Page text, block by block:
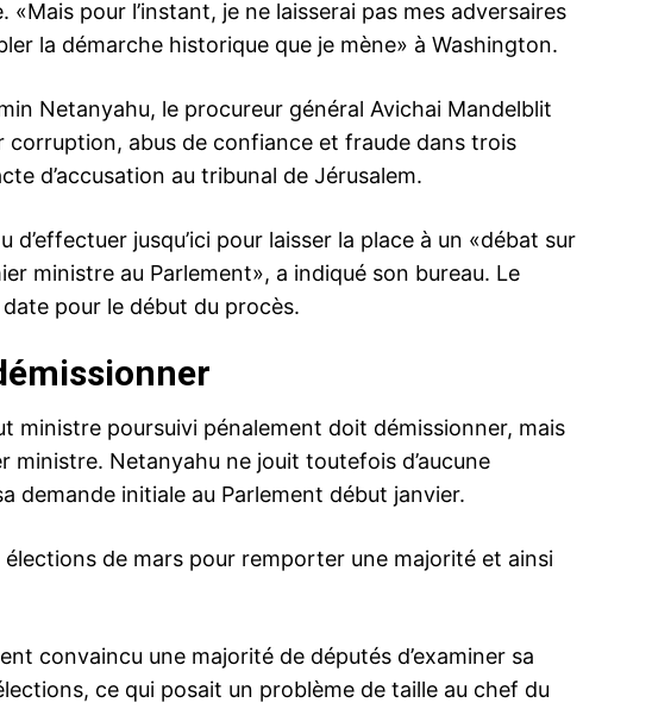
Nous contacter
Mon compte
renonce à 3
israélien Benjamin
étau entre une
et un troisième
un an, va quitter ses
intervient après
officiellement voté
Le tribunal de district de Jérusalem a
rejeté mardi la demande de report de 45
jous du procès pour corruption de
Benjamin Netanyahu, dont l’ouverture est
personne chargée de former un
In "Abraham Accords"
pour l’instant, je ne laisserai pas mes adversaires
la démarche historique que je mène» à Washington.
Netanyahu, le procureur général Avichai Mandelblit
corruption, abus de confiance et fraude dans trois
d’accusation au tribunal de Jérusalem.
d’effectuer jusqu’ici pour laisser la place à un «débat sur
ministre au Parlement», a indiqué son bureau. Le
pour le début du procès.
ministre poursuivi pénalement doit démissionner, mais
ministre. Netanyahu ne jouit toutefois d’aucune
demande initiale au Parlement début janvier.
de mars pour remporter une majorité et ainsi
convaincu une majorité de députés d’examiner sa
ce qui posait un problème de taille au chef du